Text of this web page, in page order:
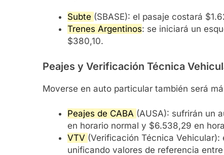
Subte (SBASE): el pasaje costará
Trenes Argentinos: se iniciará un
$380,10.
Peajes y Verificación Técnica
Moverse en auto particular también será
Peajes de CABA (AUSA): sufrirán un
en horario normal y $6.538,29 en
VTV (Verificación Técnica
unificando valores de referencia